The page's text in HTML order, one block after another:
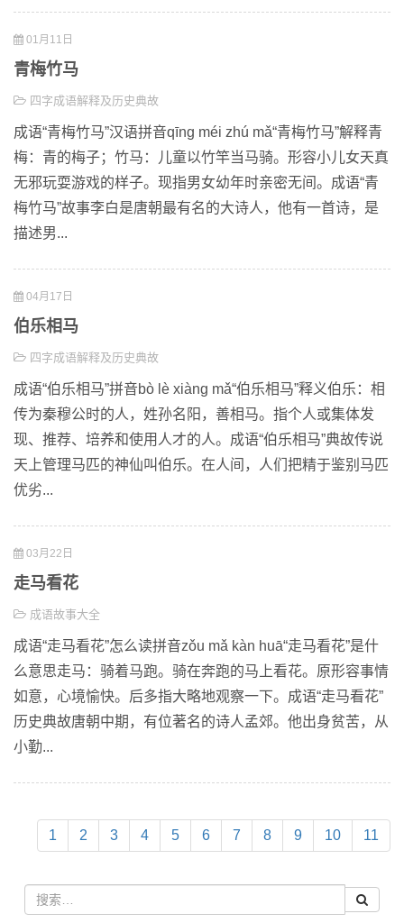
01月11日
青梅竹马
四字成语解释及历史典故
成语“青梅竹马”汉语拼音qīng méi zhú mǎ“青梅竹马”解释青
梅：青的梅子；竹马：儿童以竹竿当马骑。形容小儿女天真
无邪玩耍游戏的样子。现指男女幼年时亲密无间。成语“青
梅竹马”故事李白是唐朝最有名的大诗人，他有一首诗，是
描述男...
04月17日
伯乐相马
四字成语解释及历史典故
成语“伯乐相马”拼音bò lè xiàng mǎ“伯乐相马”释义伯乐：相
传为秦穆公时的人，姓孙名阳，善相马。指个人或集体发
现、推荐、培养和使用人才的人。成语“伯乐相马”典故传说
天上管理马匹的神仙叫伯乐。在人间，人们把精于鉴别马匹
优劣...
03月22日
走马看花
成语故事大全
成语“走马看花”怎么读拼音zǒu mǎ kàn huā“走马看花”是什
么意思走马：骑着马跑。骑在奔跑的马上看花。原形容事情
如意，心境愉快。后多指大略地观察一下。成语“走马看花”
历史典故唐朝中期，有位著名的诗人孟郊。他出身贫苦，从
小勤...
1 2 3 4 5 6 7 8 9 10 11